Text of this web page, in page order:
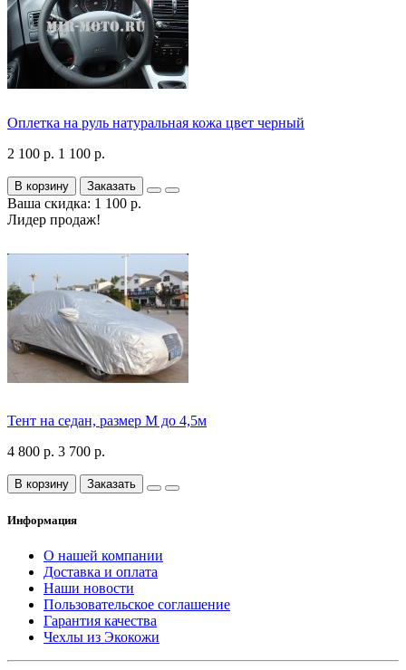
Оплетка на руль натуральная кожа цвет черный
2 100 р. 1 100 р.
В корзину Заказать
Ваша скидка: 1 100 р.
Лидер продаж!
Тент на седан, размер М до 4,5м
4 800 р. 3 700 р.
В корзину Заказать
Информация
О нашей компании
Доставка и оплата
Наши новости
Пользовательское соглашение
Гарантия качества
Чехлы из Экокожи